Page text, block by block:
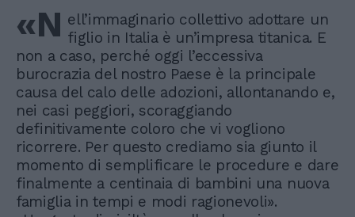
«N ell’immaginario collettivo adottare un
figlio in Italia è un’impresa titanica. E
non a caso, perché oggi l’eccessiva
burocrazia del nostro Paese è la principale
causa del calo delle adozioni, allontanando e,
nei casi peggiori, scoraggiando
definitivamente coloro che vi vogliono
ricorrere. Per questo crediamo sia giunto il
momento di semplificare le procedure e dare
finalmente a centinaia di bambini una nuova
famiglia in tempi e modi ragionevoli».